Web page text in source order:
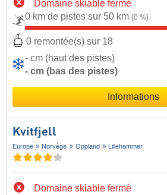
Domaine skiable fermé
0 km de pistes sur 50 km (0 %)
0 remontée(s) sur 18
- cm (haut des pistes)
- cm (bas des pistes)
Informations
Kvitfjell
Europe Norvège Oppland Lillehammer
Domaine skiable fermé